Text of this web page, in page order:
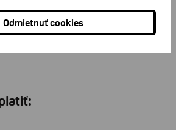
041/381 1430, 0907/456 802 Hálkova 3,
Odmietnuť cookies